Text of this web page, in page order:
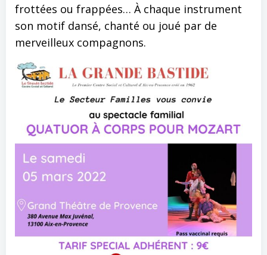
frottées ou frappées… À chaque instrument
son motif dansé, chanté ou joué par de
merveilleux compagnons.